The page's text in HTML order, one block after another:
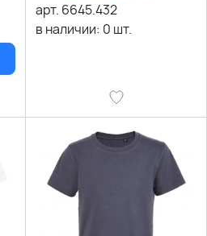
арт. 6645.432
в наличии: 0 шт.